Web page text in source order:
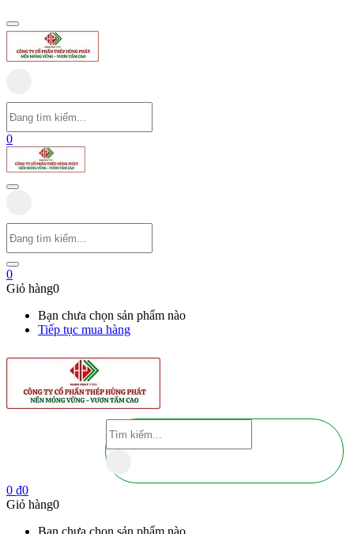
0
0
Giỏ hàng0
Bạn chưa chọn sản phẩm nào
Tiếp tục mua hàng
0 ₫0
Giỏ hàng0